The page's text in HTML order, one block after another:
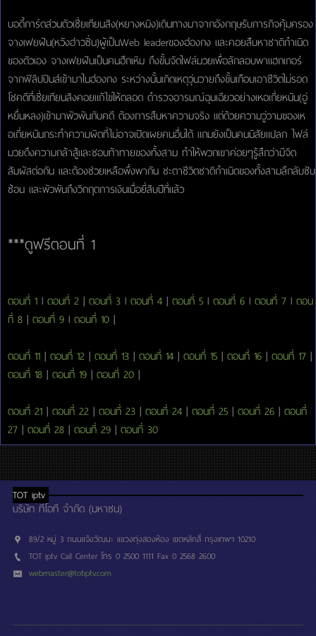
บอดี้การ์ดส่วนตัวเซี่ยเทียนสิง(หยางหมิง)เดินทางมาจากอังกฤษรับภารกิจคุ้มครอง
จางเฟยฝัน(หวังฮ่าวซิ่น)ผู้เป็นWeb leaderของฮ่องกง และคอยสืบหาชาติกำเนิด
ของตัวเอง จางเฟยฝันเป็นคนฮึกเหิม ถึงขั้นจัดไฟล์มวยเพื่อลักลอบพาแฮกเกอร์
จากฟิลิปปินส์เข้ามาในฮ่องกง ระหว่างนั้นเกิดเหตุวุ่นวายถึงขั้นเกือบเอาชีวิตไม่รอด
โชคดีที่เซี่ยเทียนสิงคอยแก้ไขให้ตลอด ตำรวจอารมณ์ฉุนเฉียวอย่างเหอเถี่ยหนัน(อู่
หยึ่นหลง)เข้ามาพัวพันกับคดี ต้องการสืบหาความจริง แต่ด้วยความวู่วามของเห
อเถี่ยหนันกระทำความผิดที่ไม่อาจเปิดเผยคนอื่นได้ แถมยังเป็นคนนิสัยแปลก ไฟล์
มวยดึงความกล้าสู้และชอบท้าทายของทั้งสาม ทำให้พวกเขาค่อยๆรู้สึกว่ามีจิต
สัมผัสต่อกัน และต้องช่วยเหลือพึ่งพากัน ชะตาชีวิตชาติกำเนิดของทั้งสามลึกลับซับ
ซ้อน และพัวพันถึงวิกฤตการเงินเมื่อยี่สิบปีที่แล้ว
***ดูฟรีตอนที่ 1
ตอนที่ 1 l ตอนที่ 2 | ตอนที่ 3 l ตอนที่ 4 | ตอนที่ 5 l ตอนที่ 6 l ตอนที่ 7 l ตอน
ที่ 8 | ตอนที่ 9 l ตอนที่ 10 |
ตอนที่ 11 | ตอนที่ 12 | ตอนที่ 13 | ตอนที่ 14 | ตอนที่ 15 | ตอนที่ 16 | ตอนที่ 17 |
ตอนที่ 18 | ตอนที่ 19 | ตอนที่ 20 |
ตอนที่ 21 | ตอนที่ 22 | ตอนที่ 23 | ตอนที่ 24 | ตอนที่ 25 | ตอนที่ 26 | ตอนที่
27 | ตอนที่ 28 | ตอนที่ 29 | ตอนที่ 30
TOT iptv
บริษัท ทีโอที จำกัด (มหาชน)
89/2 หมู่ 3 ถนนแจ้งวัฒนะ แขวงทุ่งสองห้อง เขตหลักสี่ กรุงเทพฯ 10210
TOT iptv Call Center โทร 0 2500 1111 Fax 0 2568 2600
webmaster@totiptv.com